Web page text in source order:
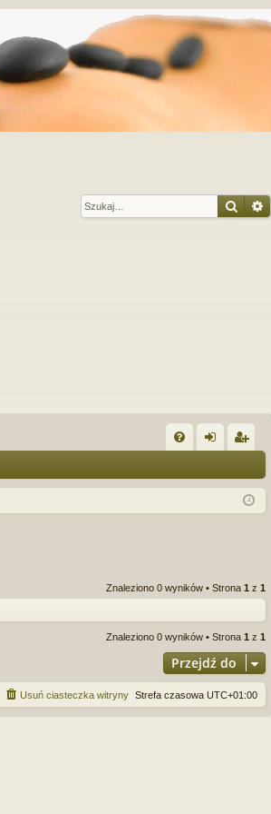
Szukaj
Q og ej
si
Znaleziono 0 wyników • Strona 1 z 1
Znaleziono 0 wyników • Strona 1 z 1
Przejdź do
Strefa czasowa UTC+01:00
Usuń ciasteczka witryny